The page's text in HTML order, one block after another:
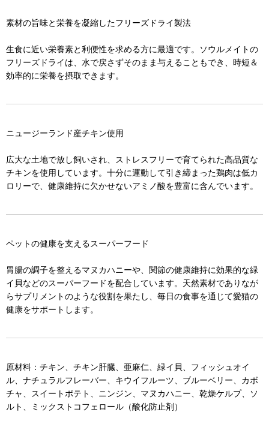
素材の旨味と栄養を凝縮したフリーズドライ製法
生食に近い栄養素と利便性を求める方に最適です。ソウルメイトの
フリーズドライは、水で戻さずそのまま与えることもでき、時短＆
効率的に栄養を摂取できます。
ニュージーランド産チキン使用
広大な土地で放し飼いされ、ストレスフリーで育てられた高品質な
チキンを使用しています。十分に運動して引き締まった鶏肉は低カ
ロリーで、健康維持に欠かせないアミノ酸を豊富に含んでいます。
ペットの健康を支えるスーパーフード
胃腸の調子を整えるマヌカハニーや、関節の健康維持に効果的な緑
イ貝などのスーパーフードを配合しています。天然素材でありなが
らサプリメントのような役割を果たし、毎日の食事を通じて愛猫の
健康をサポートします。
原材料：チキン、チキン肝臓、亜麻仁、緑イ貝、フィッシュオイ
ル、ナチュラルフレーバー、キウイフルーツ、ブルーベリー、カボ
チャ、スイートポテト、ニンジン、マヌカハニー、乾燥ケルプ、ソ
ルト、ミックストコフェロール（酸化防止剤）